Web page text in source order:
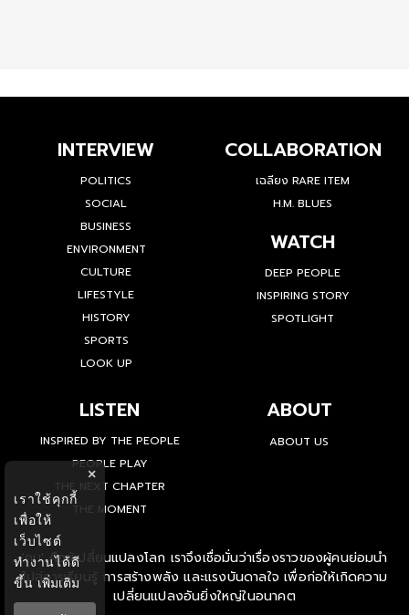
INTERVIEW
POLITICS
SOCIAL
BUSINESS
ENVIRONMENT
CULTURE
LIFESTYLE
HISTORY
SPORTS
LOOK UP
COLLABORATION
เฉลียง RARE ITEM
H.M. BLUES
WATCH
DEEP PEOPLE
INSPIRING STORY
SPOTLIGHT
LISTEN
INSPIRED BY THE PEOPLE
PEOPLE PLAY
THE NEXT CHAPTER
THE MOMENT
ABOUT
ABOUT US
'คน' คือผู้เปลี่ยนแปลงโลก เราจึงเชื่อมั่นว่าเรื่องราวของผู้คนย่อมนำ
ไปสู่การเรียนรู้ การสร้างพลัง และแรงบันดาลใจ เพื่อก่อให้เกิดความ
เปลี่ยนแปลงอันยิ่งใหญ่ในอนาคต
×
เราใช้คุกกี้
เพื่อให้
เว็บไซต์
ทำงานได้ดี
ขึ้นเพิ่มเติม